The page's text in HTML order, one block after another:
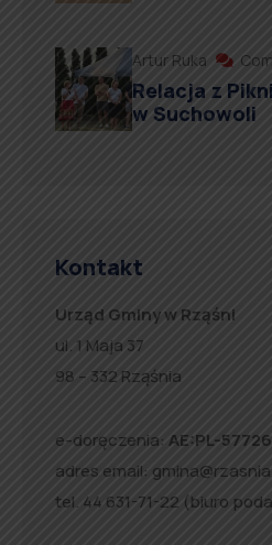
Artur Ruka
Relacja z
w Suchowoli
Kontakt
Urząd Gminy w Rząśni
ul. 1 Maja 37
98 – 332 Rząśnia
e-doręczenia: AE:PL-
adres email:
tel. 44 631-71-22 (biuro